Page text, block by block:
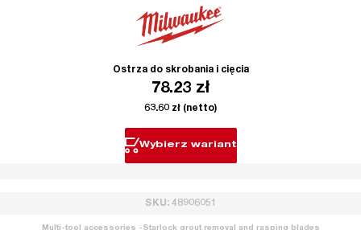
Ostrza do skrobania i cięcia
78.23 zł
63.60 zł (netto)
Wybierz wariant
SKU: 48906051
Multi-tool accessories -Starlock grout removal and rasping blades